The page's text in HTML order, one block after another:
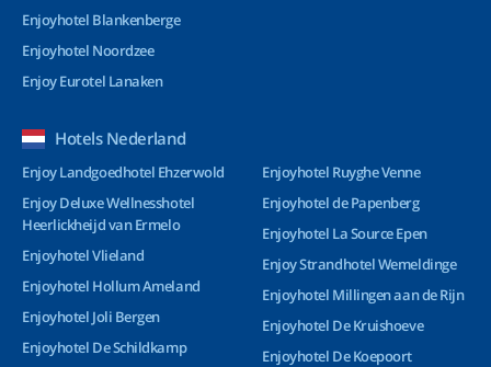
Enjoyhotel Blankenberge
Enjoyhotel Noordzee
Enjoy Eurotel Lanaken
Hotels Nederland
Enjoy Landgoedhotel Ehzerwold
Enjoy Deluxe Wellnesshotel
Heerlickheijd van Ermelo
Enjoyhotel Vlieland
Enjoyhotel Hollum Ameland
Enjoyhotel Joli Bergen
Enjoyhotel De Schildkamp
Enjoyhotel Ruyghe Venne
Enjoyhotel de Papenberg
Enjoyhotel La Source Epen
Enjoy Strandhotel Wemeldinge
Enjoyhotel Millingen aan de Rijn
Enjoyhotel De Kruishoeve
Enjoyhotel De Koepoort